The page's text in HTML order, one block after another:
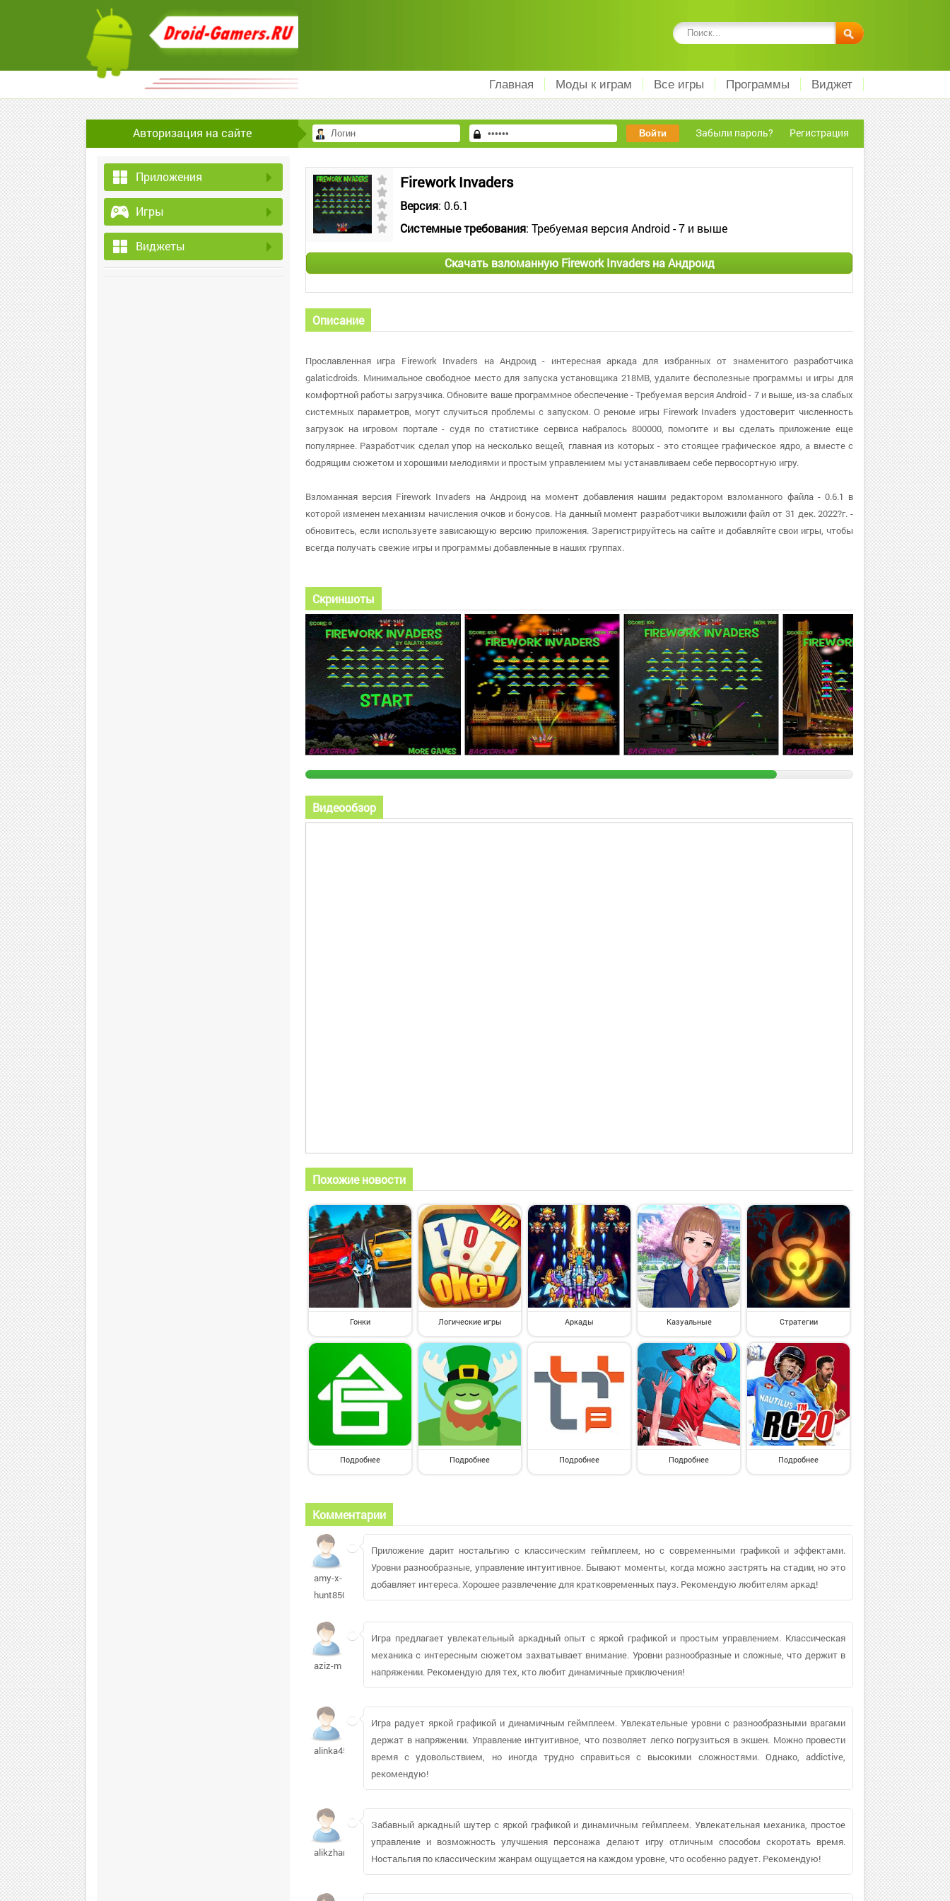
Главная Моды к играм Все игры Программы Виджет
Авторизация на сайте Забыли пароль? Регистрация
Приложения
Игры
Виджеты
Firework Invaders
Версия: 0.6.1
Системные требования: Требуемая версия Android - 7 и выше
Скачать взломанную Firework Invaders на Андроид
Описание
Прославленная игра Firework Invaders на Андроид - интересная аркада для избранных от знаменитого разработчика
galaticdroids. Минимальное свободное место для запуска установщика 218MB, удалите бесполезные программы и игры для
комфортной работы загрузчика. Обновите ваше программное обеспечение - Требуемая версия Android - 7 и выше, из-за слабых
системных параметров, могут случиться проблемы с запуском. О реноме игры Firework Invaders удостоверит численность
загрузок на игровом портале - судя по статистике сервиса набралось 800000, помогите и вы сделать приложение еще
популярнее. Разработчик сделал упор на несколько вещей, главная из которых - это стоящее графическое ядро, а вместе с
бодрящим сюжетом и хорошими мелодиями и простым управлением мы устанавливаем себе первосортную игру.
Взломанная версия Firework Invaders на Андроид на момент добавления нашим редактором взломанного файла - 0.6.1 в
которой изменен механизм начисления очков и бонусов. На данный момент разработчики выложили файл от 31 дек. 2022?г. -
обновитесь, если используете зависающую версию приложения. Зарегистрируйтесь на сайте и добавляйте свои игры, чтобы
всегда получать свежие игры и программы добавленные в наших группах.
Скриншоты
Видеообзор
Похожие новости
Гонки Логические игры Аркады Казуальные Стратегии
Подробнее Подробнее Подробнее Подробнее Подробнее
Комментарии
amy-x-
hunt850
Приложение дарит ностальгию с классическим геймплеем, но с современными графикой и эффектами.
Уровни разнообразные, управление интуитивное. Бывают моменты, когда можно застрять на стадии, но это
добавляет интереса. Хорошее развлечение для кратковременных пауз. Рекомендую любителям аркад!
aziz-m
Игра предлагает увлекательный аркадный опыт с яркой графикой и простым управлением. Классическая
механика с интересным сюжетом захватывает внимание. Уровни разнообразные и сложные, что держит в
напряжении. Рекомендую для тех, кто любит динамичные приключения!
alinka450
Игра радует яркой графикой и динамичным геймплеем. Увлекательные уровни с разнообразными врагами
держат в напряжении. Управление интуитивное, что позволяет легко погрузиться в экшен. Можно провести
время с удовольствием, но иногда трудно справиться с высокими сложностями. Однако, addictive,
рекомендую!
alikzhan80
Забавный аркадный шутер с яркой графикой и динамичным геймплеем. Увлекательная механика, простое
управление и возможность улучшения персонажа делают игру отличным способом скоротать время.
Ностальгия по классическим жанрам ощущается на каждом уровне, что особенно радует. Рекомендую!